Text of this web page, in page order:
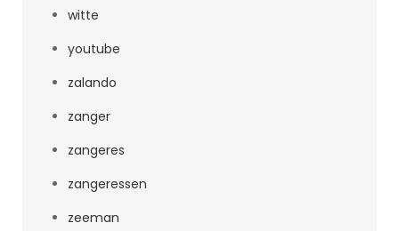
witte
youtube
zalando
zanger
zangeres
zangeressen
zeeman